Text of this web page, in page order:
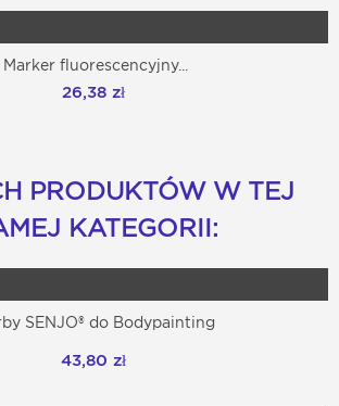
Marker fluorescencyjny...
26,38 zł
PRODUKTÓW W TEJ
KATEGORII:
SENJO® do Bodypainting
43,80 zł